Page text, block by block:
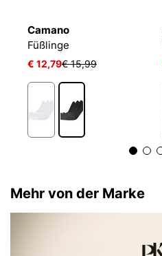
Camano
Füßlinge
€ 12,79€ 15,99
Mehr von der Marke